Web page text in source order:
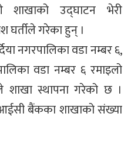
शाखाको उद्घाटन भेरी
घर्तीले गरेका हुन् ।
नगरपालिका वडा नम्बर ६,
वडा नम्बर ६ रमाइलो
स्थापना गरेको छ ।
बैंकका शाखाको संख्या